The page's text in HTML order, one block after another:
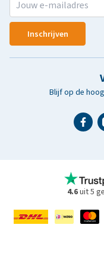
Inschrijven
Blijf op de
4.6uit 5